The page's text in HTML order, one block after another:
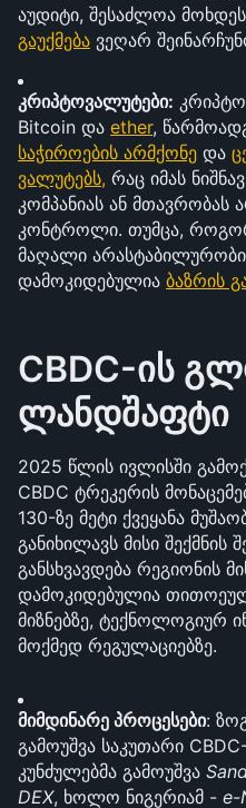
აუდიტი, შესაძლოა
გაუქმება ვეღარ
კრიპტოვალუტები:
Bitcoin და ether,
საჭიროების არმქონე და
ვალუტებს, რაც იმას
კომპანიას ან მთავრობას
კონტროლი. თუმცა,
მაღალი
დამოკიდებულია ბაზრის
CBDC-ის
ლანდშაფტი
2025 წლის ივლისში
CBDC ტრეკერის
130-ზე მეტი ქვეყანა
განიხილავს მისი
განსხვავდება რეგიონის
დამოკიდებულია
მიზნებზე, ტექნოლოგიურ
მოქმედ რეგულაციებზე.
მიმდინარე პროცესები:
გამოუშვა საკუთარი
კუნძულებმა გამოუშვა
DEX, ხოლო ნიგერიამ - e-